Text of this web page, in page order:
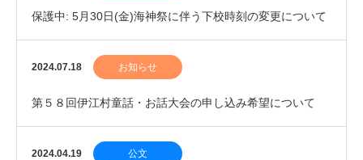
保護中: 5月30日(金)海神祭に伴う下校時刻の変更について
2024.07.18 お知らせ
第５８回伊江村童話・お話大会の申し込み希望について
2024.04.19 公文